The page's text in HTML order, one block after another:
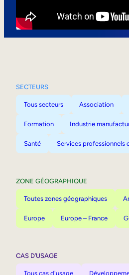
SECTEURS
Tous secteurs Association
Formation Industrie
Santé Services professionnels
ZONE GÉOGRAPHIQUE
Toutes zones géographiques
Europe Europe – France
CAS D’USAGE
Tous cas d'usage